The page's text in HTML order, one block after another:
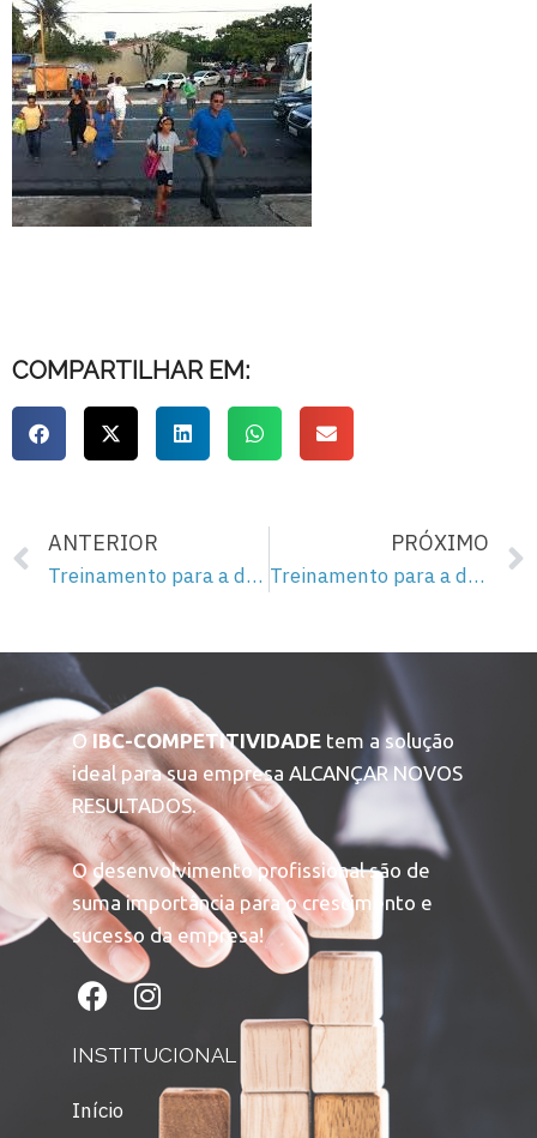
COMPARTILHAR EM:
ANTERIOR
Treinamento para a democracia – 59
PRÓXIMO
Treinamento para a democracia – 61
O IBC-COMPETITIVIDADE tem a solução
ideal para sua empresa ALCANÇAR NOVOS
RESULTADOS.
O desenvolvimento profissional são de
suma importância para o crescimento e
sucesso da empresa!
INSTITUCIONAL
Início